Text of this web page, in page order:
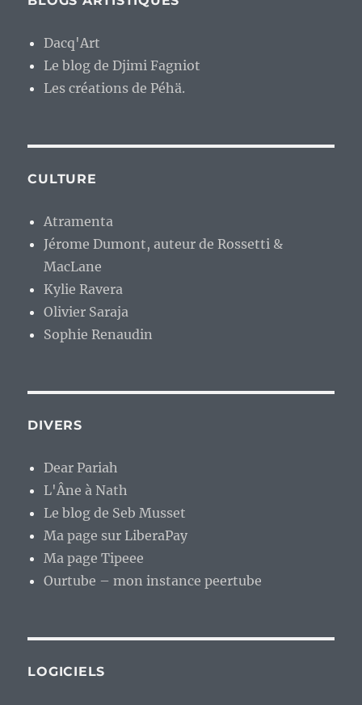
Dacq'Art
Le blog de Djimi Fagniot
Les créations de Péhä.
CULTURE
Atramenta
Jérome Dumont, auteur de Rossetti &
MacLane
Kylie Ravera
Olivier Saraja
Sophie Renaudin
DIVERS
Dear Pariah
L'Âne à Nath
Le blog de Seb Musset
Ma page sur LiberaPay
Ma page Tipeee
Ourtube – mon instance peertube
LOGICIELS